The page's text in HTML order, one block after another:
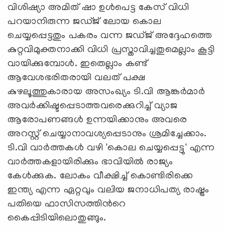
വിശിഷ്യാ അമിത് ഷാ ഉള്‍പെട്ട കേസ് വിധി
പറയാനിരുന്ന ജഡ്ജ് ലോയ കൊല
ചെയ്യപ്പെട്ടതും പകരം വന്ന ജഡ്ജ് അദ്ദേഹത്തെ
കുറ്റവിമുക്തനാക്കി വിധി പ്രസ്താവിച്ചതുമെല്ലാം കൂട്ടി
വായിക്കുമ്പോള്‍. ഇതെല്ലാം കണ്ട്
ആവേശഭരിതരായി വലത് പക്ഷ
കുഴലൂത്തുകാരായ അസംഖ്യം ടി.വി ആങ്കര്‍മാര്‍
അവര്‍ക്കിഷ്ടപ്പെടാത്തവരെക്കുറിച്ച് വ്യാജ
ആരോപണങ്ങള്‍ ഉന്നയിക്കാനും അവരെ
അറസ്റ്റ് ചെയ്യാനാവശ്യപ്പെടാനും ശ്രമിച്ചേക്കാം.
ടി.വി വാര്‍ത്തകള്‍ വഴി 'കൊല ചെയ്യപ്പെട്ടു' എന്ന
വാര്‍ത്തകളായിരിക്കും ഭാവിയില്‍ രാജ്യം
കേള്‍ക്കുക. ലോകം വീക്ഷിച്ച് കൊണ്ടിരിക്കെ
ഇന്ത്യ എന്ന ഏറ്റവും വലിയ ജനാധിപത്യ രാഷ്ട്രം
പതിയെ ഫാസിസത്തിന്‍റെ
കൈപ്പിടിയിലൊതുങ്ങും.